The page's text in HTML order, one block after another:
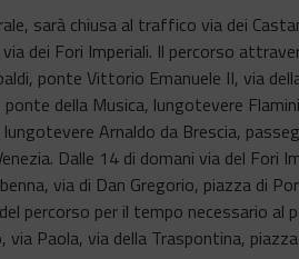
sarà chiusa al traffico via dei
dei Fori Imperiali. Il percorso
ponte Vittorio Emanuele II, via
della Musica, lungotevere
Arnaldo da Brescia,
Dalle 14 di domani via del
via di Dan Gregorio, piazza di
percorso per il tempo necessario
Paola, via della Traspontina,